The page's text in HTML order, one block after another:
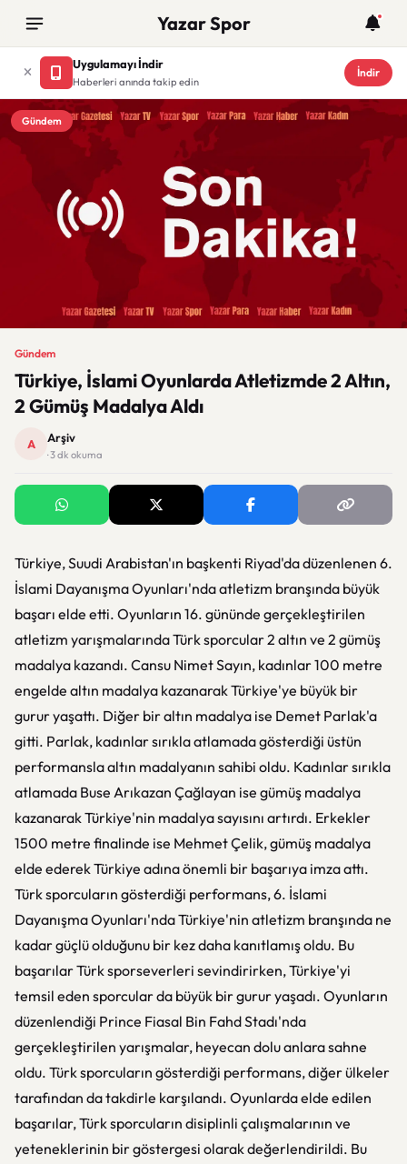
Yazar Spor
Uygulamayı İndir
Haberleri anında takip edin
İndir
Gündem
Gündem
Türkiye, İslami Oyunlarda Atletizmde 2 Altın,
2 Gümüş Madalya Aldı
A Arşiv
· 3 dk okuma
Türkiye, Suudi Arabistan'ın başkenti Riyad'da düzenlenen 6.
İslami Dayanışma Oyunları'nda atletizm branşında büyük
başarı elde etti. Oyunların 16. gününde gerçekleştirilen
atletizm yarışmalarında Türk sporcular 2 altın ve 2 gümüş
madalya kazandı. Cansu Nimet Sayın, kadınlar 100 metre
engelde altın madalya kazanarak Türkiye'ye büyük bir
gurur yaşattı. Diğer bir altın madalya ise Demet Parlak'a
gitti. Parlak, kadınlar sırıkla atlamada gösterdiği üstün
performansla altın madalyanın sahibi oldu. Kadınlar sırıkla
atlamada Buse Arıkazan Çağlayan ise gümüş madalya
kazanarak Türkiye'nin madalya sayısını artırdı. Erkekler
1500 metre finalinde ise Mehmet Çelik, gümüş madalya
elde ederek Türkiye adına önemli bir başarıya imza attı.
Türk sporcuların gösterdiği performans, 6. İslami
Dayanışma Oyunları'nda Türkiye'nin atletizm branşında ne
kadar güçlü olduğunu bir kez daha kanıtlamış oldu. Bu
başarılar Türk sporseverleri sevindirirken, Türkiye'yi
temsil eden sporcular da büyük bir gurur yaşadı. Oyunların
düzenlendiği Prince Fiasal Bin Fahd Stadı'nda
gerçekleştirilen yarışmalar, heyecan dolu anlara sahne
oldu. Türk sporcuların gösterdiği performans, diğer ülkeler
tarafından da takdirle karşılandı. Oyunlarda elde edilen
başarılar, Türk sporcuların disiplinli çalışmalarının ve
yeteneklerinin bir göstergesi olarak değerlendirildi. Bu